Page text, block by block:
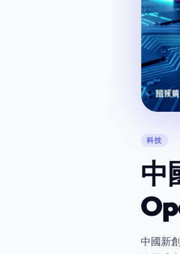
科技
中
中國新